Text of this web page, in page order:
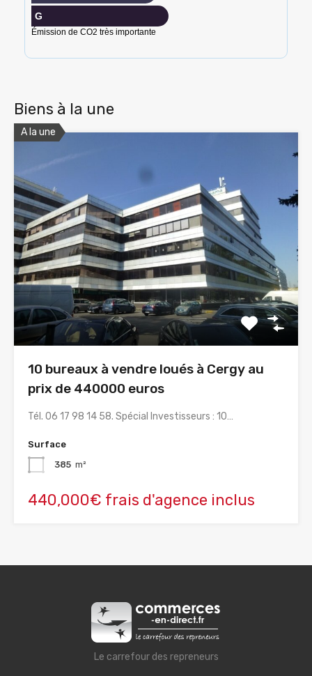
G
Émission de CO2 très importante
Biens à la une
A la une
10 bureaux à vendre loués à Cergy au
prix de 440000 euros
Tél. 06 17 98 14 58. Spécial Investisseurs : 10…
Surface
385 m²
440,000€ frais d'agence inclus
Le carrefour des repreneurs